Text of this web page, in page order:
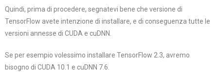
Quindi, prima di procedere, segnatevi bene che versione di
TensorFlow avete intenzione di installare, e di conseguenza tutte le
versioni annesse di CUDA e cuDNN.
Se per esempio volessimo installare TensorFlow 2.3, avremo
bisogno di CUDA 10.1 e cuDNN 7.6.